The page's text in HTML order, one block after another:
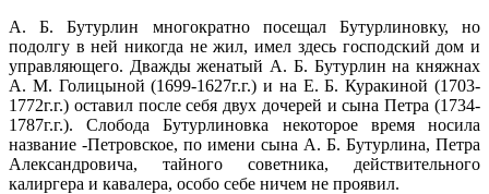
А. Б. Бутурлин многократно посещал Бутурлиновку, но
подолгу в ней никогда не жил, имел здесь господский дом и
управляющего. Дважды женатый А. Б. Бутурлин на княжнах
А. М. Голицыной (1699-1627г.г.) и на Е. Б. Куракиной (1703-
1772г.г.) оставил после себя двух дочерей и сына Петра (1734-
1787г.г.). Слобода Бутурлиновка некоторое время носила
название -Петровское, по имени сына А. Б. Бутурлина, Петра
Александровича, тайного советника, действительного
калиргера и кавалера, особо себе ничем не проявил.